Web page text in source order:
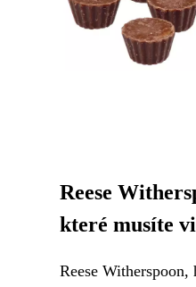
Reese
které musíte
Reese